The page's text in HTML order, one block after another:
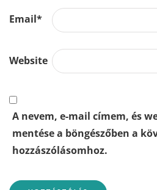
Email*
Website
A nevem, e-mail címem, és
mentése a böngészőben a
hozzászólásomhoz.